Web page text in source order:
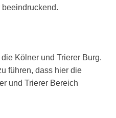
Kölner und Trierer Burg.
führen, dass hier die
und Trierer Bereich